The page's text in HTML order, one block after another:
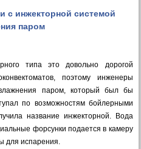
с инжекторной системой
паром
типа это довольно дорогой
поэтому инженеры
паром, который был бы
по возможностям бойлерными
название инжекторной. Вода
форсунки подается в камеру
для испарения.